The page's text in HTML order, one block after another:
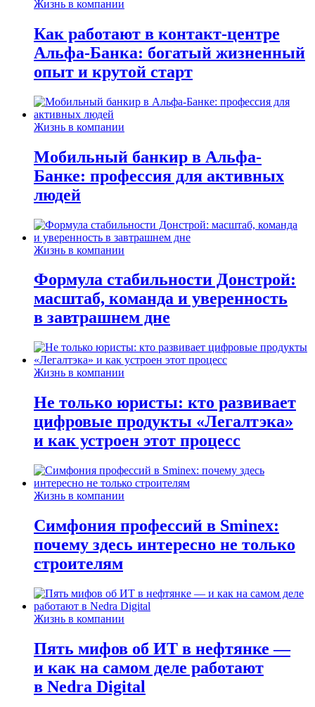
Жизнь в компании
Как работают в контакт-центре
Альфа-Банка: богатый жизненный
опыт и крутой старт
Жизнь в компании
Мобильный банкир в Альфа-
Банке: профессия для активных
людей
Жизнь в компании
Формула стабильности Донстрой:
масштаб, команда и уверенность
в завтрашнем дне
Жизнь в компании
Не только юристы: кто развивает
цифровые продукты «Легалтэка»
и как устроен этот процесс
Жизнь в компании
Симфония профессий в Sminex:
почему здесь интересно не только
строителям
Жизнь в компании
Пять мифов об ИТ в нефтянке —
и как на самом деле работают
в Nedra Digital